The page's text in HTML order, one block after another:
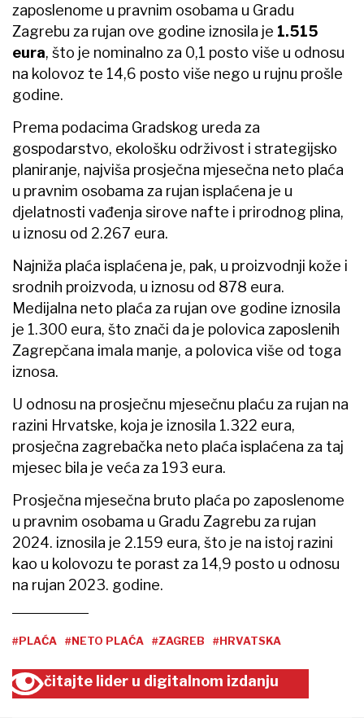
zaposlenome u pravnim osobama u Gradu
Zagrebu za rujan ove godine iznosila je 1.515
eura, što je nominalno za 0,1 posto više u odnosu
na kolovoz te 14,6 posto više nego u rujnu prošle
godine.
Prema podacima Gradskog ureda za
gospodarstvo, ekološku održivost i strategijsko
planiranje, najviša prosječna mjesečna neto plaća
u pravnim osobama za rujan isplaćena je u
djelatnosti vađenja sirove nafte i prirodnog plina,
u iznosu od 2.267 eura.
Najniža plaća isplaćena je, pak, u proizvodnji kože i
srodnih proizvoda, u iznosu od 878 eura.
Medijalna neto plaća za rujan ove godine iznosila
je 1.300 eura, što znači da je polovica zaposlenih
Zagrepčana imala manje, a polovica više od toga
iznosa.
U odnosu na prosječnu mjesečnu plaću za rujan na
razini Hrvatske, koja je iznosila 1.322 eura,
prosječna zagrebačka neto plaća isplaćena za taj
mjesec bila je veća za 193 eura.
Prosječna mjesečna bruto plaća po zaposlenome
u pravnim osobama u Gradu Zagrebu za rujan
2024. iznosila je 2.159 eura, što je na istoj razini
kao u kolovozu te porast za 14,9 posto u odnosu
na rujan 2023. godine.
#PLAĆA #NETO PLAĆA #ZAGREB #HRVATSKA
čitajte lider u digitalnom izdanju